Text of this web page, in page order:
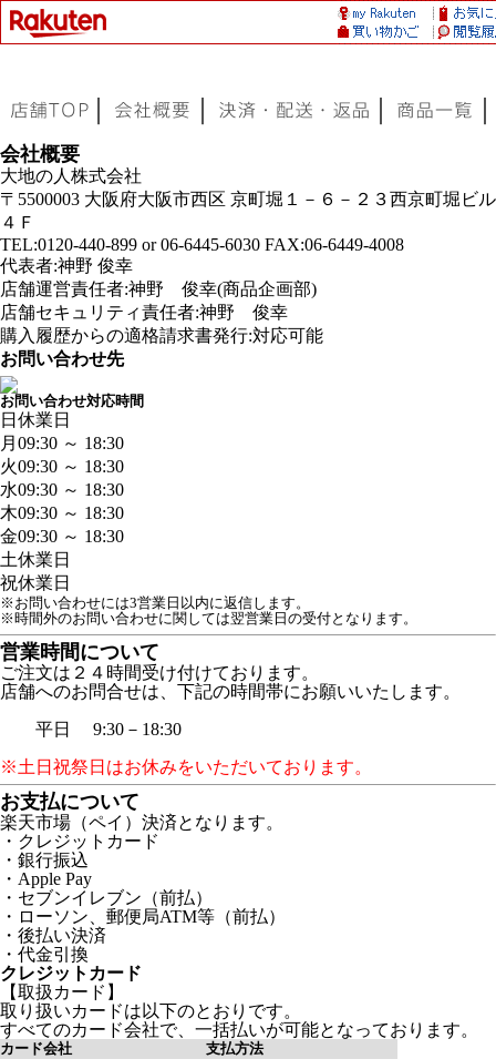
会社概要
大地の人株式会社
〒5500003 大阪府大阪市西区 京町堀１－６－２３西京町堀ビル
４Ｆ
TEL:0120-440-899 or 06-6445-6030 FAX:06-6449-4008
代表者:神野 俊幸
店舗運営責任者:神野 俊幸(商品企画部)
店舗セキュリティ責任者:神野 俊幸
購入履歴からの適格請求書発行:対応可能
お問い合わせ先
お問い合わせ対応時間
日 休業日
月 09:30 ～ 18:30
火09:30 ～ 18:30
水09:30 ～ 18:30
木09:30 ～ 18:30
金09:30 ～ 18:30
土休業日
祝休業日
※お問い合わせには3営業日以内に返信します。
※時間外のお問い合わせに関しては翌営業日の受付となります。
営業時間について
ご注文は２４時間受け付けております。
店舗へのお問合せは、下記の時間帯にお願いいたします。
平日 9:30－18:30
※土日祝祭日はお休みをいただいております。
お支払について
楽天市場（ペイ）決済となります。
・クレジットカード
・銀行振込
・Apple Pay
・セブンイレブン（前払）
・ローソン、郵便局ATM等（前払）
・後払い決済
・代金引換
クレジットカード
【取扱カード】
取り扱いカードは以下のとおりです。
すべてのカード会社で、一括払いが可能となっております。
カード会社
支払方法